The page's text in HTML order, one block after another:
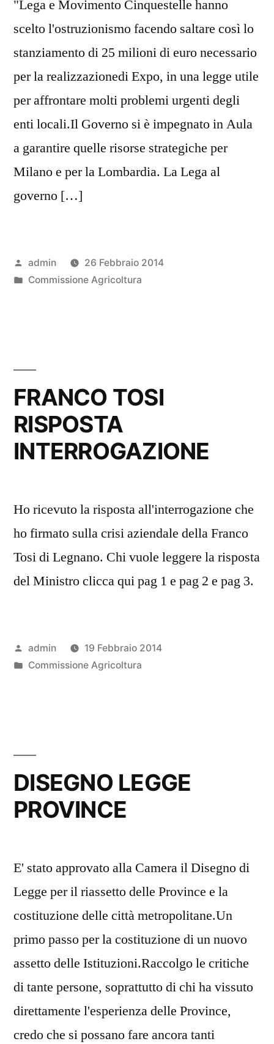
"Lega e Movimento Cinquestelle hanno
scelto l'ostruzionismo facendo saltare così lo
stanziamento di 25 milioni di euro necessario
per la realizzazionedi Expo, in una legge utile
per affrontare molti problemi urgenti degli
enti locali.Il Governo si è impegnato in Aula
a garantire quelle risorse strategiche per
Milano e per la Lombardia. La Lega al
governo […]
Pubblicato
da
admin
26 Febbraio 2014
Pubblicato
Commissione Agricoltura
FRANCO TOSI
RISPOSTA
INTERROGAZIONE
Ho ricevuto la risposta all'interrogazione che
ho firmato sulla crisi aziendale della Franco
Tosi di Legnano. Chi vuole leggere la risposta
del Ministro clicca qui pag 1 e pag 2 e pag 3.
Pubblicato
da
admin
19 Febbraio 2014
Pubblicato
Commissione Agricoltura
DISEGNO LEGGE
PROVINCE
E' stato approvato alla Camera il Disegno di
Legge per il riassetto delle Province e la
costituzione delle città metropolitane.Un
primo passo per la costituzione di un nuovo
assetto delle Istituzioni.Raccolgo le critiche
di tante persone, soprattutto di chi ha vissuto
direttamente l'esperienza delle Province,
credo che si possano fare ancora tanti